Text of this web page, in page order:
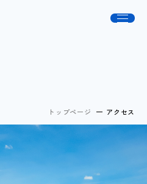
トップページ アクセス